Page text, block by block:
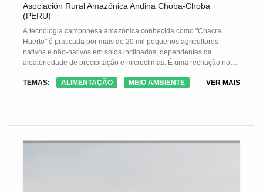
Asociación Rural Amazónica Andina Choba-Choba
(PERU)
A tecnologia camponesa amazônica conhecida como "Chacra
Huerto" é praticada por mais de 20 mil pequenos agricultores
nativos e não-nativos em solos inclinados, dependentes da
aleatoriedade de precipitação e microclimas. É uma recriação nos
pomares tradicionais milenarizados. Tem as características de ser
sintonia com as condições socioculturais, econômicas e
TEMAS: ALIMENTAÇÃO MEIO AMBIENTE VER MAIS